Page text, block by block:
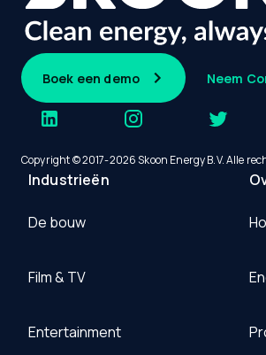
Boek een demo Neem
Copyright © 2017-2026 Skoon Energy B.V. Alle
Industrieën
De bouw
Film & TV
Entertainment